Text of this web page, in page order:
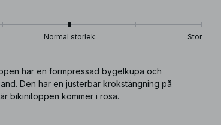
Normal storlek Stor
har en formpressad bygelkupa och
Den har en justerbar krokstängning på
bikinitoppen kommer i rosa.